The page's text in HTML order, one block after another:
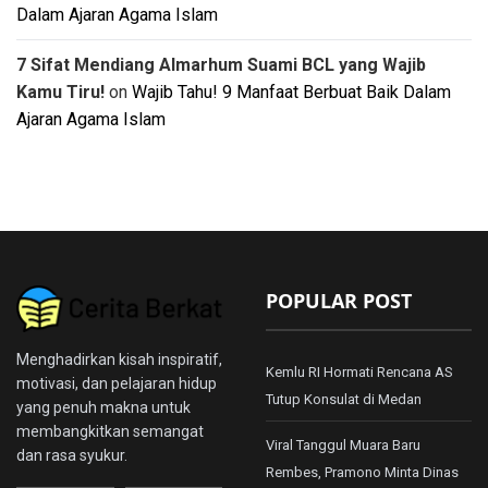
Dalam Ajaran Agama Islam
7 Sifat Mendiang Almarhum Suami BCL yang Wajib
Kamu Tiru! on Wajib Tahu! 9 Manfaat Berbuat Baik Dalam
Ajaran Agama Islam
Menghadirkan kisah inspiratif,
motivasi, dan pelajaran hidup
yang penuh makna untuk
membangkitkan semangat
dan rasa syukur.
POPULAR POST
Kemlu RI Hormati Rencana AS
Tutup Konsulat di Medan
Viral Tanggul Muara Baru
Rembes, Pramono Minta Dinas